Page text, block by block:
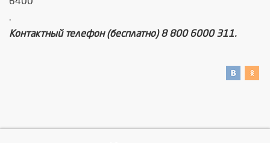
.
Контактный телефон (бесплатно) 8 800 6000 311.